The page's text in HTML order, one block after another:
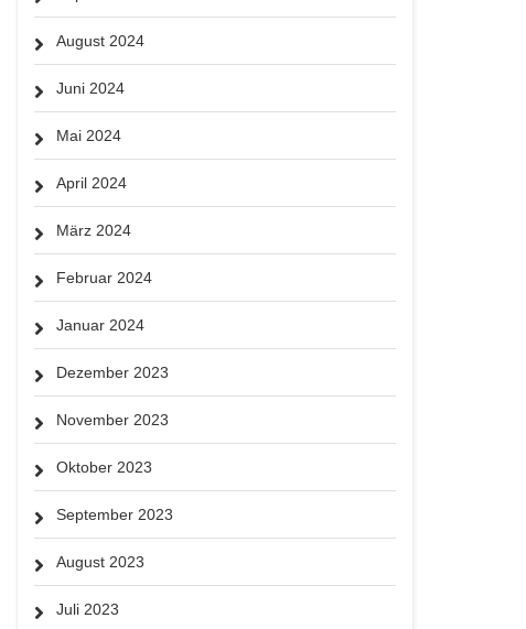
August 2024
Juni 2024
Mai 2024
April 2024
März 2024
Februar 2024
Januar 2024
Dezember 2023
November 2023
Oktober 2023
September 2023
August 2023
Juli 2023